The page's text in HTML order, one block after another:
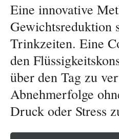
Eine innovative
Gewichtsreduktion
Trinkzeiten. Eine
den
über den Tag zu
Abnehmerfolge
Druck oder Stress